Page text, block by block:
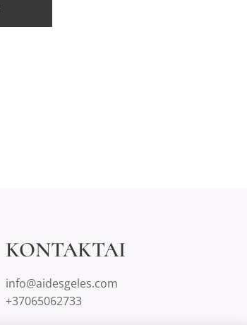
KONTAKTAI
info@aidesgeles.com
+37065062733